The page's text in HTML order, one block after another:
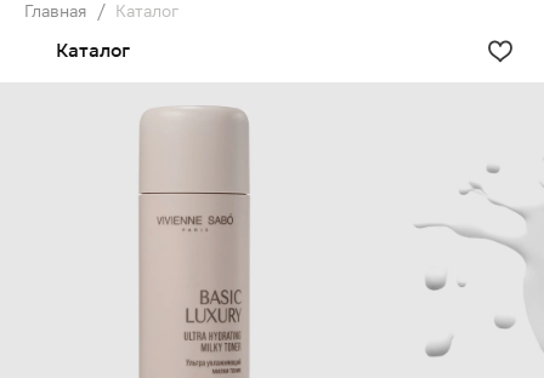
Главная / Каталог
Каталог